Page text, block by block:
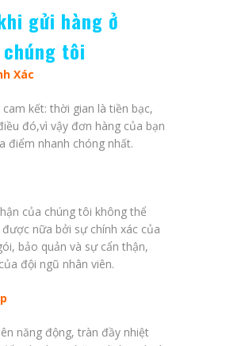
gửi hàng ở
tôi
Xác
kết: thời gian là tiền bạc,
đó,vì vậy đơn hàng của bạn
điểm nhanh chóng nhất.
của chúng tôi không thể
nữa bởi sự chính xác của
bảo quản và sự cẩn thận,
đội ngũ nhân viên.
năng động, tràn đầy nhiệt